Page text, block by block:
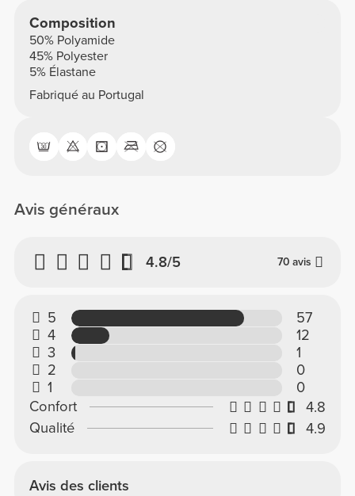
Composition
50% Polyamide
45% Polyester
5% Élastane
Fabriqué au Portugal
Avis généraux
4.8/5 70 avis
5
57
4
12
3
1
2
0
1
0
Confort
4.8
Qualité
4.9
Avis des clients